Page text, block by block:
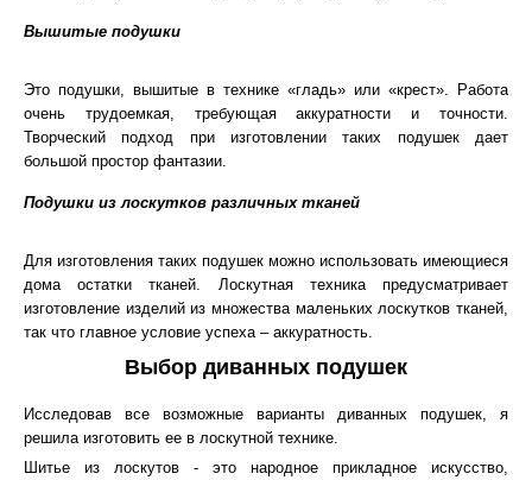
Вышитые подушки
Это подушки, вышитые в технике «гладь» или «крест». Работа
очень трудоемкая, требующая аккуратности и точности.
Творческий подход при изготовлении таких подушек дает
большой простор фантазии.
Подушки из лоскутков различных тканей
Для изготовления таких подушек можно использовать имеющиеся
дома остатки тканей. Лоскутная техника предусматривает
изготовление изделий из множества маленьких лоскутков тканей,
так что главное условие успеха – аккуратность.
Выбор диванных подушек
Исследовав все возможные варианты диванных подушек, я
решила изготовить ее в лоскутной технике.
Шитье из лоскутов - это народное прикладное искусство,